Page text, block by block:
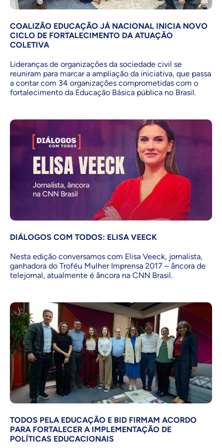
COALIZÃO EDUCAÇÃO JÁ NACIONAL INICIA NOVO
CICLO DE FORTALECIMENTO DA ATUAÇÃO
COLETIVA
Lideranças de organizações da sociedade civil se
reuniram para marcar a ampliação da iniciativa, que passa
a contar com 34 organizações comprometidas com o
fortalecimento da Educação Básica pública no Brasil.
DIÁLOGOS COM TODOS: ELISA VEECK
Nesta edição conversamos com Elisa Veeck, jornalista,
ganhadora do Troféu Mulher Imprensa 2017 – âncora de
telejornal, atualmente é âncora na CNN Brasil.
TODOS PELA EDUCAÇÃO E BID FIRMAM ACORDO
PARA FORTALECER A IMPLEMENTAÇÃO DE
POLÍTICAS EDUCACIONAIS